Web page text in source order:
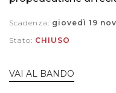
Scadenza: giovedì 19
Stato: CHIUSO
VAI AL BANDO